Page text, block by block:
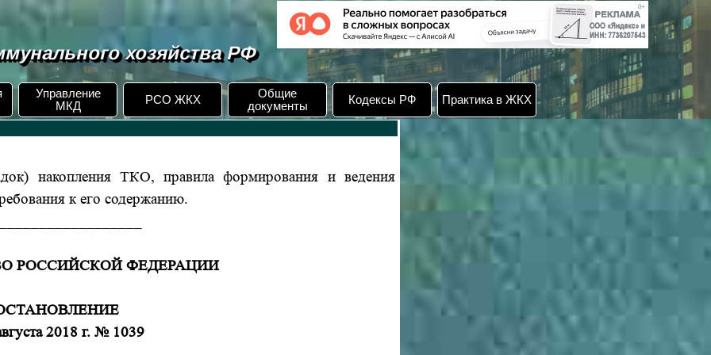
Управление
МКД
РСО ЖКХ
Общие
документы
Кодексы РФ Практика в ЖКХ
хозяйства РФ
накопления ТКО, правила формирования и ведения
к его содержанию.
РОССИЙСКОЙ ФЕДЕРАЦИИ
2018 г. № 1039